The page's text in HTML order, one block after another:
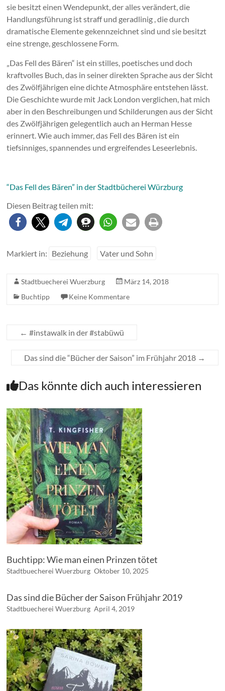
sie besitzt einen Wendepunkt, der alles verändert, die
Handlungsführung ist straff und geradlinig , die durch
dramatische Elemente gekennzeichnet sind und sie besitzt
eine strenge, geschlossene Form.
„Das Fell des Bären“ ist ein stilles, poetisches und doch
kraftvolles Buch, das in seiner direkten Sprache aus der Sicht
des Zwölfjährigen eine dichte Atmosphäre entstehen lässt.
Die Geschichte wurde mit Jack London verglichen, hat mich
aber in den Beschreibungen und Schilderungen aus der Sicht
des Zwölfjährigen gelegentlich auch an Herman Hesse
erinnert. Wie auch immer, das Fell des Bären ist ein
tiefsinniges, spannendes und ergreifendes Leseerlebnis.
“Das Fell des Bären” in der Stadtbücherei Würzburg
Diesen Beitrag teilen mit:
Markiert in: Beziehung Vater und Sohn
Stadtbuecherei Wuerzburg
März 14, 2018
Buchtipp
Keine Kommentare
← #instawalk in der #stabüwü
Das sind die “Bücher der Saison” im Frühjahr 2018 →
Das könnte dich auch interessieren
Buchtipp: Wie man einen Prinzen tötet
Stadtbuecherei Wuerzburg Oktober 10, 2025
Das sind die Bücher der Saison Frühjahr 2019
Stadtbuecherei Wuerzburg April 4, 2019